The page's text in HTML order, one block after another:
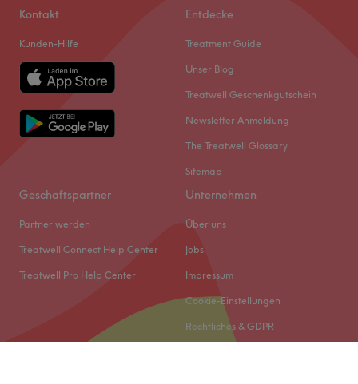
Kontakt
Kunden-Hilfe
Entdecke
Treatment Guide
Unser Blog
Treatwell Geschenkgutschein
Newsletter Anmeldung
The Treatwell Glossary
Sitemap
Geschäftspartner
Partner werden
Treatwell Connect Help Center
Treatwell Pro Help Center
Unternehmen
Über uns
Jobs
Impressum
Cookie-Einstellungen
Rechtliches & GDPR